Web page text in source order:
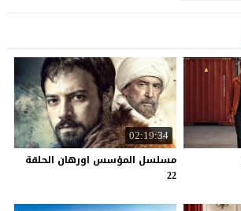
02:19:34
مسلسل المؤسس اورهان الحلقة
22